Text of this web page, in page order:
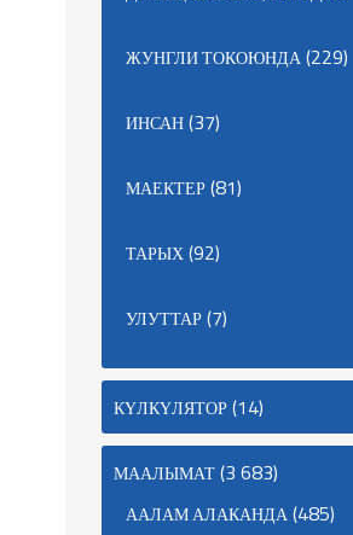
ЖУНГЛИ ТОКОЮНДА(229)
ИНСАН(37)
МАЕКТЕР(81)
ТАРЫХ(92)
УЛУТТАР(7)
КҮЛКҮЛЯТОР(14)
МААЛЫМАТ(3 683)
ААЛАМ АЛАКАНДА(485)